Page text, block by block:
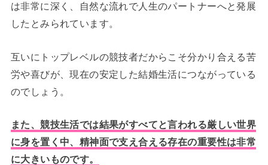
は非常に深く、自然な流れで人生のパートナーへと発展
したとみられています。
互いにトップレベルの競技者だからこそ分かり合える苦
労や喜びが、現在の安定した結婚生活につながっている
のでしょう。
また、競技生活では結果がすべてと言われる厳しい世界
に身を置く中、精神面で支え合える存在の重要性は非常
に大きいものです。